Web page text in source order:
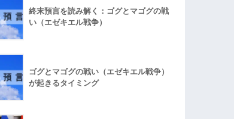
終末預言を読み解く：ゴグとマゴグの戦
い（エゼキエル戦争）
ゴグとマゴグの戦い（エゼキエル戦争）
が起きるタイミング